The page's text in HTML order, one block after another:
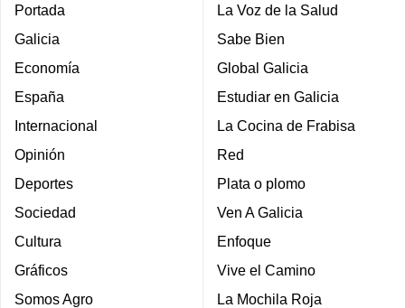
Portada
Galicia
Economía
España
Internacional
Opinión
Deportes
Sociedad
Cultura
Gráficos
Somos Agro
La Voz de la Salud
Sabe Bien
Global Galicia
Estudiar en Galicia
La Cocina de Frabisa
Red
Plata o plomo
Ven A Galicia
Enfoque
Vive el Camino
La Mochila Roja